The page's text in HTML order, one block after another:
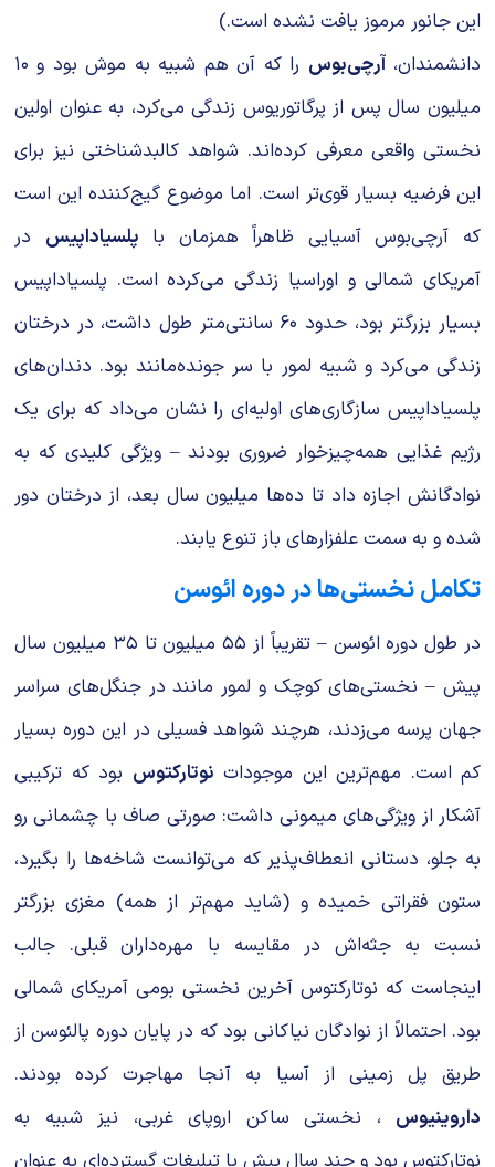
این جانور مرموز یافت نشده است.)
دانشمندان،آرچی‌بوس
را که آن هم شبیه به موش بود و ۱۰
میلیون سال پس از پرگاتوریوس زندگی می‌کرد، به عنوان اولین
نخستی واقعی معرفی کرده‌اند. شواهد کالبدشناختی نیز برای
این فرضیه بسیار قوی‌تر است. اما موضوع گیج‌کننده این است
که آرچی‌بوس آسیایی ظاهراً همزمان با پلسیاداپیس در
آمریکای شمالی و اوراسیا زندگی می‌کرده است. پلسیاداپیس
بسیار بزرگتر بود، حدود ۶۰ سانتی‌متر طول داشت، در درختان
زندگی می‌کرد و شبیه لمور با سر جونده‌مانند بود. دندان‌های
پلسیاداپیس سازگاری‌های اولیه‌ای را نشان می‌داد که برای یک
رژیم غذایی همه‌چیزخوار ضروری بودند – ویژگی کلیدی که به
نوادگانش اجازه داد تا ده‌ها میلیون سال بعد، از درختان دور
شده و به سمت علفزارهای باز تنوع یابند.
تکامل نخستی‌ها در دوره ائوسن
در طول دوره ائوسن – تقریباً از ۵۵ میلیون تا ۳۵ میلیون سال
پیش – نخستی‌های کوچک و لمور مانند در جنگل‌های سراسر
جهان پرسه می‌زدند، هرچند شواهد فسیلی در این دوره بسیار
کم است. مهم‌ترین این موجودات نوتارکتوس بود که ترکیبی
آشکار از ویژگی‌های میمونی داشت: صورتی صاف با چشمانی رو
به جلو، دستانی انعطاف‌پذیر که می‌توانست شاخه‌ها را بگیرد،
ستون فقراتی خمیده و (شاید مهم‌تر از همه) مغزی بزرگتر
نسبت به جثه‌اش در مقایسه با مهره‌داران قبلی. جالب
اینجاست که نوتارکتوس آخرین نخستی بومی آمریکای شمالی
بود. احتمالاً از نوادگان نیاکانی بود که در پایان دوره پالئوسن از
طریق پل زمینی از آسیا به آنجا مهاجرت کرده بودند.
داروینیوس ، نخستی ساکن اروپای غربی، نیز شبیه به
نوتارکتوس بود و چند سال پیش با تبلیغات گسترده‌ای به عنوان